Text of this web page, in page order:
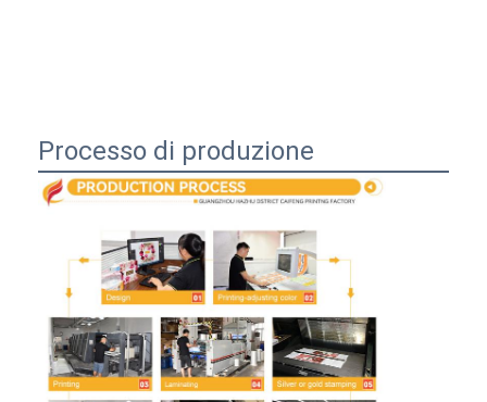
Processo di produzione